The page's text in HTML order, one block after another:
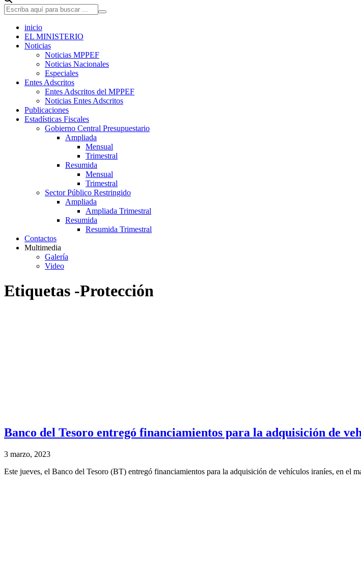
inicio
EL MINISTERIO
Noticias
Noticias MPPEF
Noticias Nacionales
Especiales
Entes Adscritos
Entes Adscritos del MPPEF
Noticias Entes Adscritos
Publicaciones
Estadísticas Fiscales
Gobierno Central Presupuestario
Ampliada
Mensual
Trimestral
Resumida
Mensual
Trimestral
Sector Público Restringido
Ampliada
Ampliada Trimestral
Resumida
Resumida Trimestral
Contactos
Multimedia
Galería
Video
Etiquetas -Protección
Banco del Tesoro entregó financiamientos para la adquisición de
3 marzo, 2023
Este jueves, el Banco del Tesoro (BT) entregó financiamientos para la adquisición de vehículos iraníes, en el